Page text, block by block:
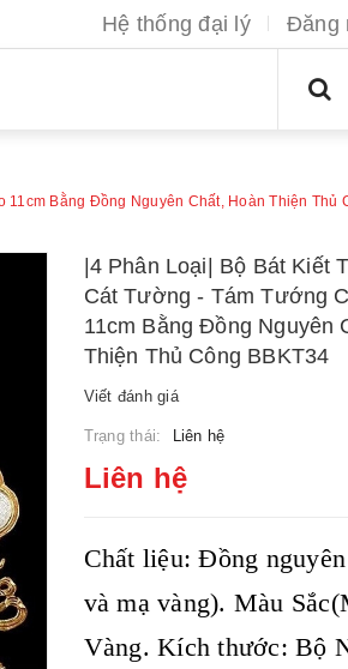
Hệ thống đại lý Đăng
Bằng Đồng Nguyên Chất, Hoàn Thiện Thủ
|4 Phân Loại| Bộ Bát Kiết
Cát Tường - Tám Tướng
11cm Bằng Đồng Nguyên
Thiện Thủ Công BBKT34
Viết đánh giá
Trạng thái: Liên hệ
Liên hệ
Chất liệu: Đồng
và mạ vàng). Màu
Vàng. Kích thước: Bộ